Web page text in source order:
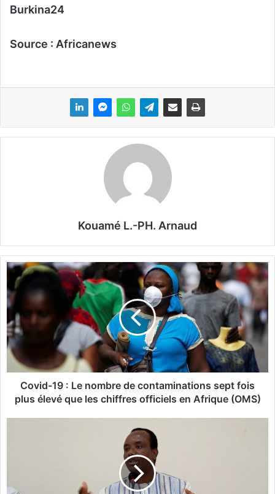
Burkina24
Source : Africanews
Kouamé L.-PH. Arnaud
C
v
i
d
-
1
:
d
Covid-19 : Le nombre de contaminations sept fois
plus élevé que les chiffres officiels en Afrique (OMS)
s